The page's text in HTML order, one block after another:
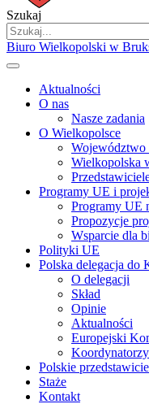
Szukaj
Biuro Wielkopolski w
Aktualności
O nas
Nasze zadania
O Wielkopolsce
Wielkopolska
Programy UE i
Programy UE
Propozycje
Wsparcie dla
Polityki UE
Polska delegacja do
O delegacji
Skład
Opinie
Aktualności
Europejski
Polskie
Staże
Kontakt